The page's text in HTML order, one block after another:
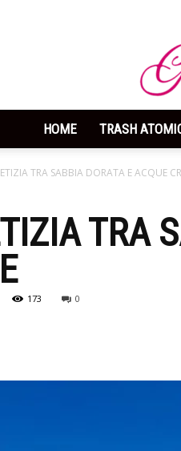
HOME TRASH
TRA SABBIA DORATA E ACQUE
TRA
173 0